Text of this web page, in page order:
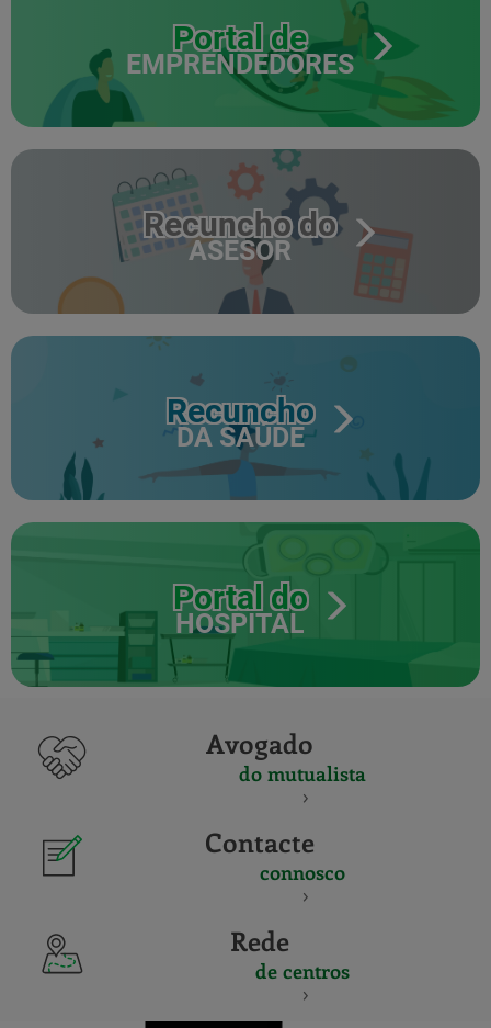
Portal de
EMPRENDEDORES
Recuncho do
ASESOR
Recuncho
DA SAÚDE
Portal do
HOSPITAL
Avogado
do mutualista
Contacte
connosco
Rede
de centros